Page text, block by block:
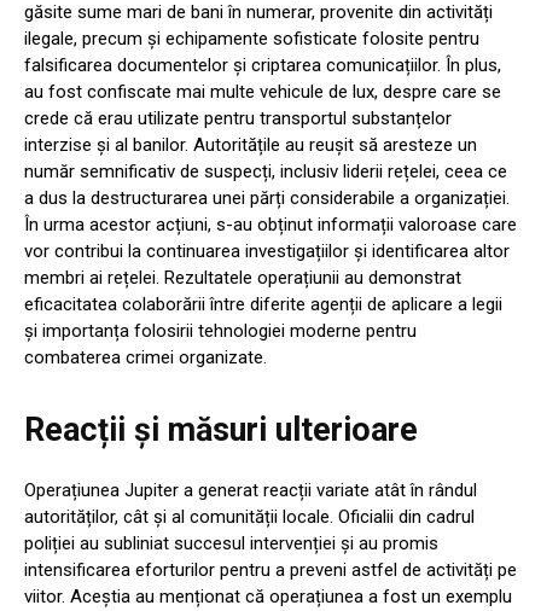
găsite sume mari de bani în numerar, provenite din activități
ilegale, precum și echipamente sofisticate folosite pentru
falsificarea documentelor și criptarea comunicațiilor. În plus,
au fost confiscate mai multe vehicule de lux, despre care se
crede că erau utilizate pentru transportul substanțelor
interzise și al banilor. Autoritățile au reușit să aresteze un
număr semnificativ de suspecți, inclusiv liderii rețelei, ceea ce
a dus la destructurarea unei părți considerabile a organizației.
În urma acestor acțiuni, s-au obținut informații valoroase care
vor contribui la continuarea investigațiilor și identificarea altor
membri ai rețelei. Rezultatele operațiunii au demonstrat
eficacitatea colaborării între diferite agenții de aplicare a legii
și importanța folosirii tehnologiei moderne pentru
combaterea crimei organizate.
Reacții și măsuri ulterioare
Operațiunea Jupiter a generat reacții variate atât în rândul
autorităților, cât și al comunității locale. Oficialii din cadrul
poliției au subliniat succesul intervenției și au promis
intensificarea eforturilor pentru a preveni astfel de activități pe
viitor. Aceștia au menționat că operațiunea a fost un exemplu